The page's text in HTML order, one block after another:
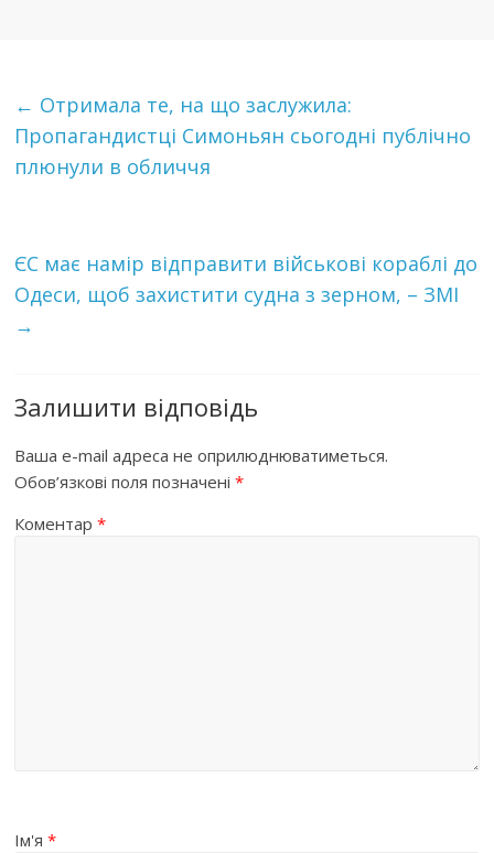
← Отримала те, на що заслужила:
Пропагандистці Симоньян сьогодні публічно
плюнули в обличчя
ЄС має намір відправити військові кораблі до
Одеси, щоб захистити судна з зерном, – ЗМІ
→
Залишити відповідь
Ваша e-mail адреса не оприлюднюватиметься.
Обов’язкові поля позначені*
Коментар*
Ім'я*